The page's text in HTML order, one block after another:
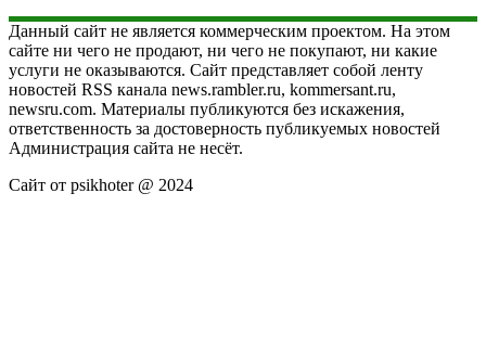
Данный сайт не является коммерческим проектом. На этом
сайте ни чего не продают, ни чего не покупают, ни какие
услуги не оказываются. Сайт представляет собой ленту
новостей RSS канала news.rambler.ru, kommersant.ru,
newsru.com. Материалы публикуются без искажения,
ответственность за достоверность публикуемых новостей
Администрация сайта не несёт.
Сайт от psikhoter @ 2024